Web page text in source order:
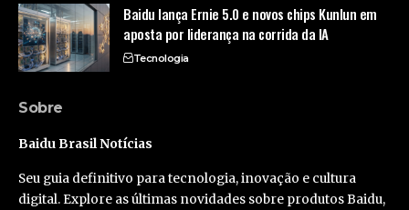
Baidu lança Ernie 5.0 e novos chips Kunlun em
aposta por liderança na corrida da IA
Tecnologia
Sobre
Baidu Brasil Notícias
Seu guia definitivo para tecnologia, inovação e cultura
digital. Explore as últimas novidades sobre produtos Baidu,